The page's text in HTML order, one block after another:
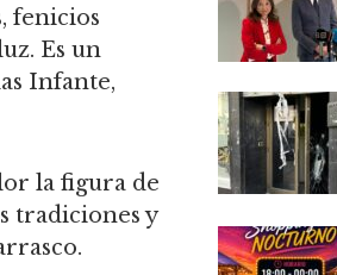
fenicios
Es un
Infante,
la figura de
tradiciones y